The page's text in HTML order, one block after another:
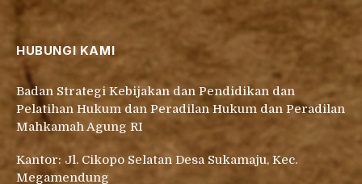
HUBUNGI KAMI
Badan Strategi Kebijakan dan Pendidikan dan
Pelatihan Hukum dan Peradilan Hukum dan Peradilan
Mahkamah Agung RI
Kantor: Jl. Cikopo Selatan Desa Sukamaju, Kec.
Megamendung